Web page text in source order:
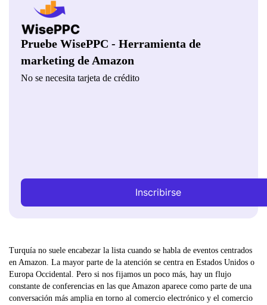
Pruebe WisePPC - Herramienta de
marketing de Amazon
No se necesita tarjeta de crédito
Inscribirse
Turquía no suele encabezar la lista cuando se habla de eventos centrados
en Amazon. La mayor parte de la atención se centra en Estados Unidos o
Europa Occidental. Pero si nos fijamos un poco más, hay un flujo
constante de conferencias en las que Amazon aparece como parte de una
conversación más amplia en torno al comercio electrónico y el comercio